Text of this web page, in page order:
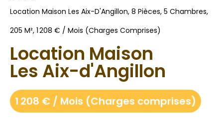
Location Maison Les Aix-D'Angillon, 8 Pièces, 5 Chambres,
205 M², 1 208 € / Mois (Charges Comprises)
Location Maison
Les Aix-d'Angillon
1 208 € / Mois (Charges comprises)